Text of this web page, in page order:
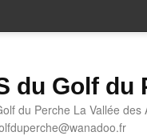
du Golf du
du Perche La Vallée